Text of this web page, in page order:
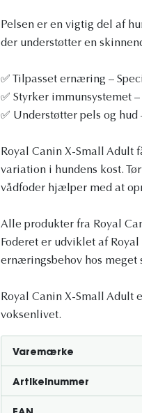
Pelsen er en vigtig del af
der understøtter en
✅ Tilpasset ernæring –
✅ Styrker immunsystemet
✅ Understøtter pels og hud
Royal Canin X-Small Adult
variation i hundens kost.
vådfoder hjælper med at
Alle produkter fra Royal
Foderet er udviklet af
ernæringsbehov hos meget
Royal Canin X-Small Adult
voksenlivet.
Varemærke
Artikelnummer